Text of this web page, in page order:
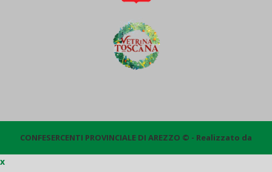
CONFESERCENTI PROVINCIALE DI AREZZO © - Realizzato da
x